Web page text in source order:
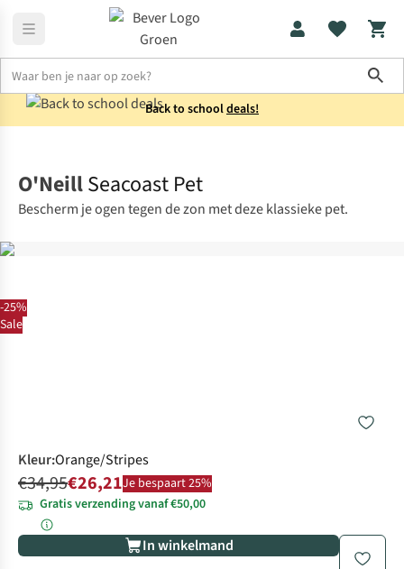
Back to schooldeals!
-25%
Sale
O'NeillSeacoast Pet
Bescherm je ogen tegen de zon met deze klassieke pet.
Kleur:Orange/Stripes
€34,95€26,21Je bespaart 25%
Gratis verzending vanaf €50,00
In winkelmand